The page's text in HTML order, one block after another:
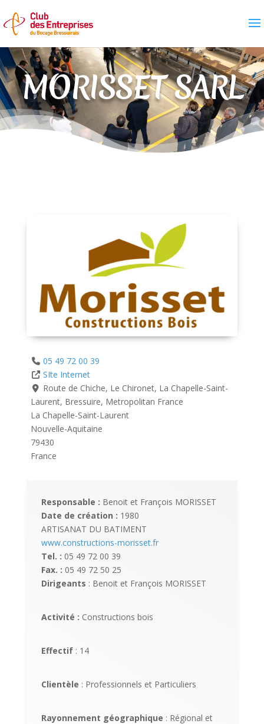
MORISSET SARL
05 49 72 00 39
SIte Internet
Route de Chiche, Le Chironet, La Chapelle-Saint-
Laurent, Bressuire, Metropolitan France
La Chapelle-Saint-Laurent
Nouvelle-Aquitaine
79430
France
Responsable : Benoit et François MORISSET
Date de création : 1980
ARTISANAT DU BATIMENT
www.constructions-morisset.fr
Tel. : 05 49 72 00 39
Fax. : 05 49 72 50 25
Dirigeants : Benoit et François MORISSET
Activité : Constructions bois
Effectif: 14
Clientèle : Professionnels et Particuliers
Rayonnement géographique : Régional et